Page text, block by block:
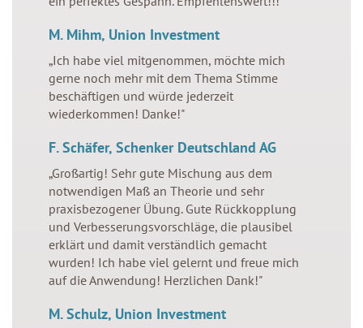
stimmemachterfolg/cfg/menu.php on line
Erfolgskurs
Seminare
Social Project
Stimmhelden
Einzeltraining
Vorträge
Preise
M. Mihm, Union Investment
„Ich habe viel mitgenommen, möchte mich
gerne noch mehr mit dem Thema Stimme
beschäftigen und würde jederzeit
wiederkommen! Danke!"
F. Schäfer, Schenker Deutschland AG
„Großartig! Sehr gute Mischung aus dem
notwendigen Maß an Theorie und sehr
praxisbezogener Übung. Gute Rückkopplung
und Verbesserungsvorschläge, die plausibel
erklärt und damit verständlich gemacht
wurden! Ich habe viel gelernt und freue mich
auf die Anwendung! Herzlichen Dank!"
M. Schulz, Union Investment